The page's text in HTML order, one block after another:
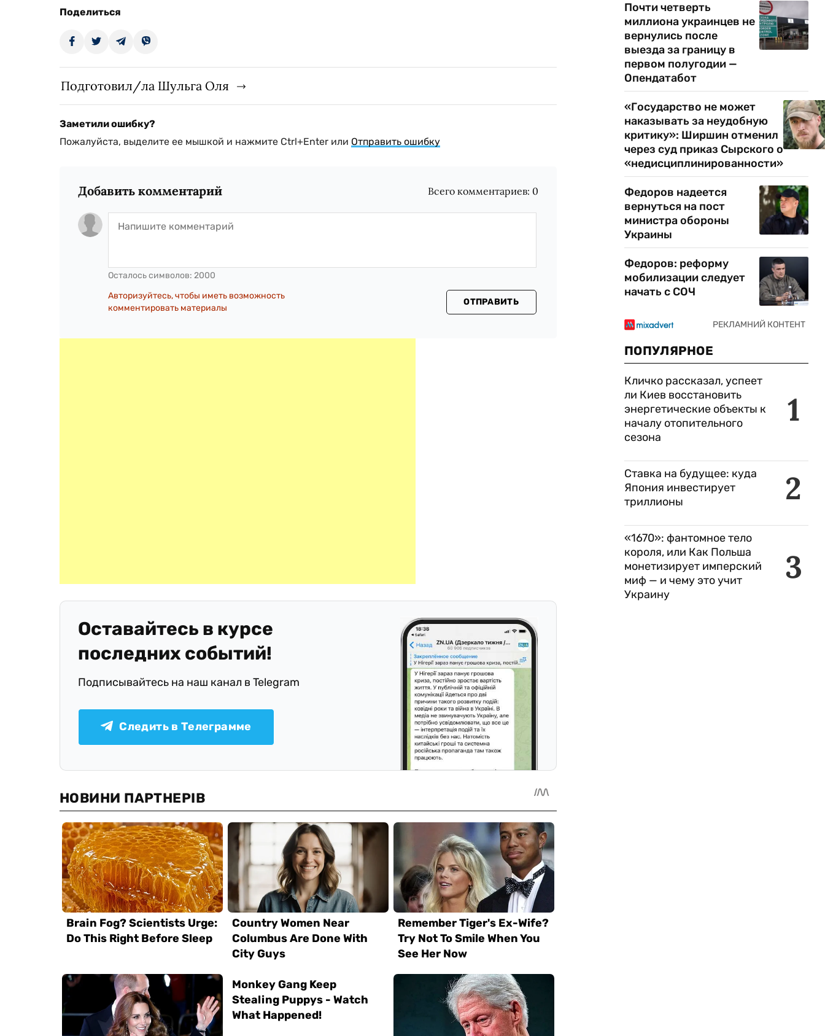
Поделиться
Подготовил/ла Шульга Оля
Заметили ошибку?
Пожалуйста, выделите ее мышкой и нажмите Ctrl+Enter или Отправить ошибку
Добавить комментарий Всего комментариев: 0
Осталось символов: 2000
Авторизуйтесь, чтобы иметь возможность
комментировать материалы
ОТПРАВИТЬ
Оставайтесь в курсе
последних событий!
Подписывайтесь на наш канал в Telegram
Следить в Телеграмме
Почти четверть
миллиона украинцев не
вернулись после
выезда за границу в
первом полугодии —
Опендатабот
«Государство не может
наказывать за неудобную
критику»: Ширшин отменил
через суд приказ Сырского о
«недисциплинированности»
Федоров надеется
вернуться на пост
министра обороны
Украины
Федоров: реформу
мобилизации следует
начать с СОЧ
ПОПУЛЯРНОЕ
1
Кличко рассказал, успеет
ли Киев восстановить
энергетические объекты к
началу отопительного
сезона
2
Ставка на будущее: куда
Япония инвестирует
триллионы
3
«1670»: фантомное тело
короля, или Как Польша
монетизирует имперский
миф — и чему это учит
Украину